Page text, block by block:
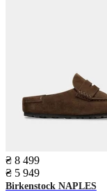
₴ 8 499
₴ 5 949
Birkenstock NAPLES